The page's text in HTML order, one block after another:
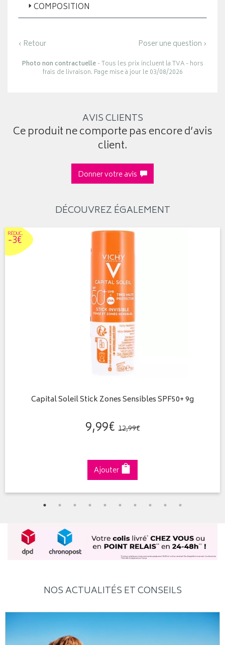
COMPOSITION
‹ Retour Poser une question ›
Photo non contractuelle- Tous les prix incluent la TVA - hors
frais de livraison. Page mise à jour le 03/08/2026
AVIS CLIENTS
Ce produit ne comporte pas encore d’avis
client.
Donner votre avis
DÉCOUVREZ ÉGALEMENT
RÉDUC.
-3€
Capital Soleil Stick Zones Sensibles SPF50+ 9g
9,99€ 12,99€
Ajouter
NOS ACTUALITÉS ET CONSEILS